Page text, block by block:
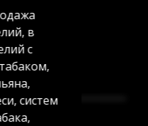
в
с
систем